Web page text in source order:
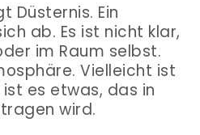
Düsternis. Ein
ab. Es ist nicht klar,
im Raum selbst.
Vielleicht ist
es etwas, das in
wird.